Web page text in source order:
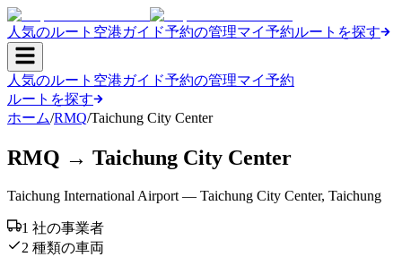
人気のルート 空港ガイド予約の管理マイ予約ルートを探す
人気のルート 空港ガイド予約の管理マイ予約
ルートを探す
ホーム/RMQ/Taichung City Center
RMQ → Taichung City Center
Taichung International Airport — Taichung City Center, Taichung
1 社の事業者
2 種類の車両